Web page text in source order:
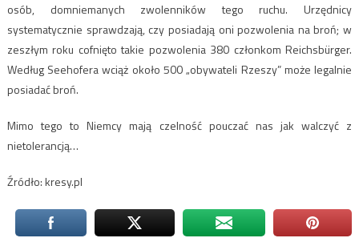
osób, domniemanych zwolenników tego ruchu. Urzędnicy
systematycznie sprawdzają, czy posiadają oni pozwolenia na broń; w
zeszłym roku cofnięto takie pozwolenia 380 członkom Reichsbürger.
Według Seehofera wciąż około 500 „obywateli Rzeszy” może legalnie
posiadać broń.
Mimo tego to Niemcy mają czelność pouczać nas jak walczyć z
nietolerancją…
Źródło: kresy.pl